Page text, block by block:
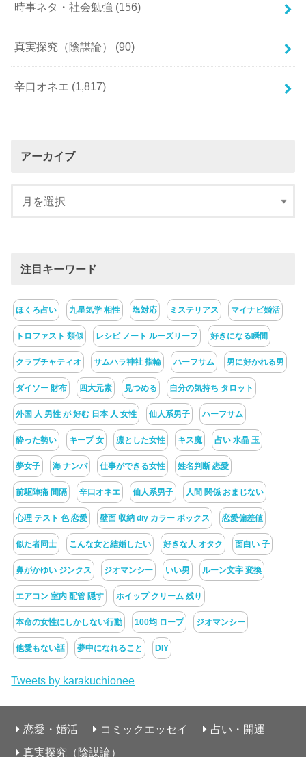
時事ネタ・社会勉強 (156)
真実探究（陰謀論） (90)
辛口オネエ (1,817)
アーカイブ
注目キーワード
ほくろ占い 九星気学 相性 塩対応 ミステリアス マイナビ婚活
トロファスト 類似 レシピ ノート ルーズリーフ 好きになる瞬間
クラブチャティオ サムハラ神社 指輪 ハーフサム 男に好かれる男
ダイソー 財布 四大元素 見つめる 自分の気持ち タロット
外国 人 男性 が 好む 日本 人 女性 仙人系男子 ハーフサム
酔った勢い キープ 女 凛とした女性 キス魔 占い 水晶 玉
夢女子 海 ナンパ 仕事ができる女性 姓名判断 恋愛
前駆陣痛 間隔 辛口オネエ 仙人系男子 人間 関係 おまじない
心理 テスト 色 恋愛 壁面 収納 diy カラー ボックス 恋愛偏差値
似た者同士 こんな女と結婚したい 好きな人 オタク 面白い 子
鼻がかゆい ジンクス ジオマンシー いい男 ルーン文字 変換
エアコン 室内 配管 隠す ホイップ クリーム 残り
本命の女性にしかしない行動 100均 ロープ ジオマンシー
他愛もない話 夢中になれること DIY
Tweets by karakuchionee
恋愛・婚活 コミックエッセイ
占い・開運
真実探究（陰謀論）